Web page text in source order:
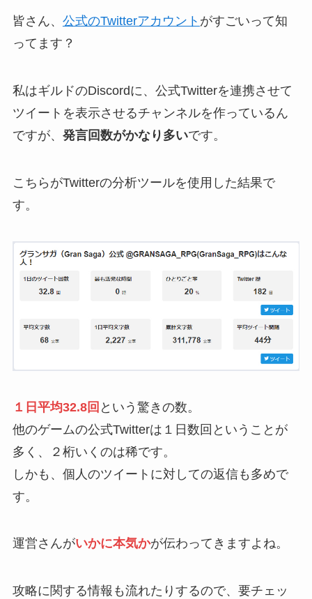
皆さん、 公式のTwitterアカウント がすごいって知
ってます？
私はギルドのDiscordに、公式Twitterを連携させて
ツイートを表示させるチャンネルを作っているん
ですが、 発言回数がかなり多いです。
こちらがTwitterの分析ツールを使用した結果で
す。
１日平均32.8回 という驚きの数。
他のゲームの公式Twitterは１日数回ということが
多く、２桁いくのは稀です。
しかも、個人のツイートに対しての返信も多めで
す。
運営さんがいかに本気かが伝わってきますよね。
攻略に関する情報も流れたりするので、要チェッ